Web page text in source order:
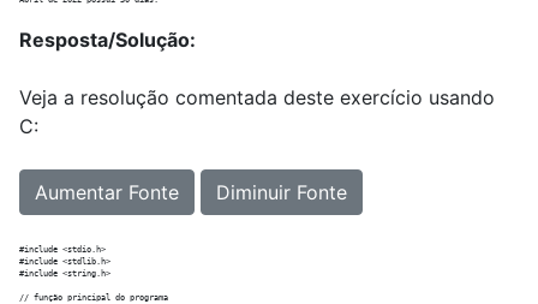
Resposta/Solução:
Veja a resolução comentada deste exercício usando
C:
Aumentar Fonte Diminuir Fonte
#include <stdio.h>
#include <stdlib.h>
#include <string.h>
// função principal do programa